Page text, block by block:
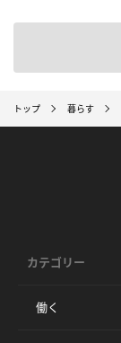
トップ 暮らす
カテゴリー
働く